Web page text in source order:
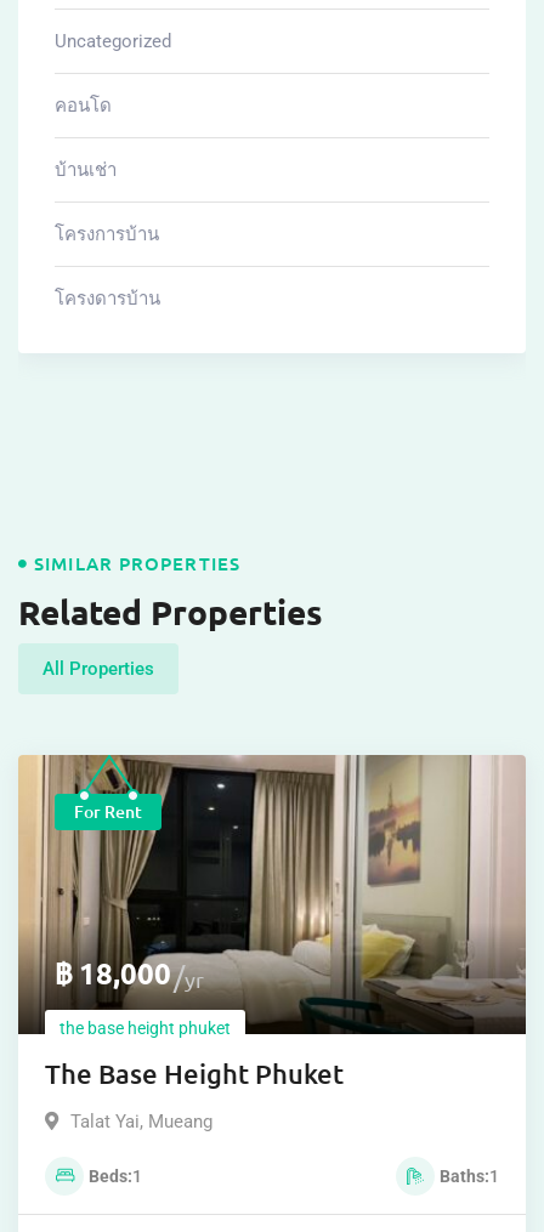
Uncategorized
คอนโด
บ้านเช่า
โครงการบ้าน
โครงดารบ้าน
SIMILAR PROPERTIES
Related Properties
All Properties
For Rent
฿18,000 yr
the base height phuket
The Base Height Phuket
Talat Yai, Mueang
Beds 1 Baths 1